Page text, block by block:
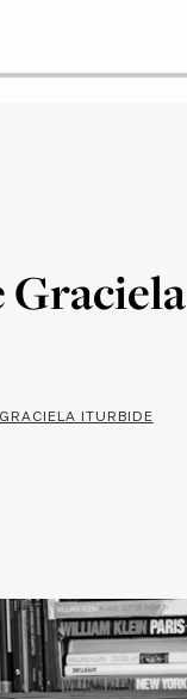
GRACIELA ITURBIDE